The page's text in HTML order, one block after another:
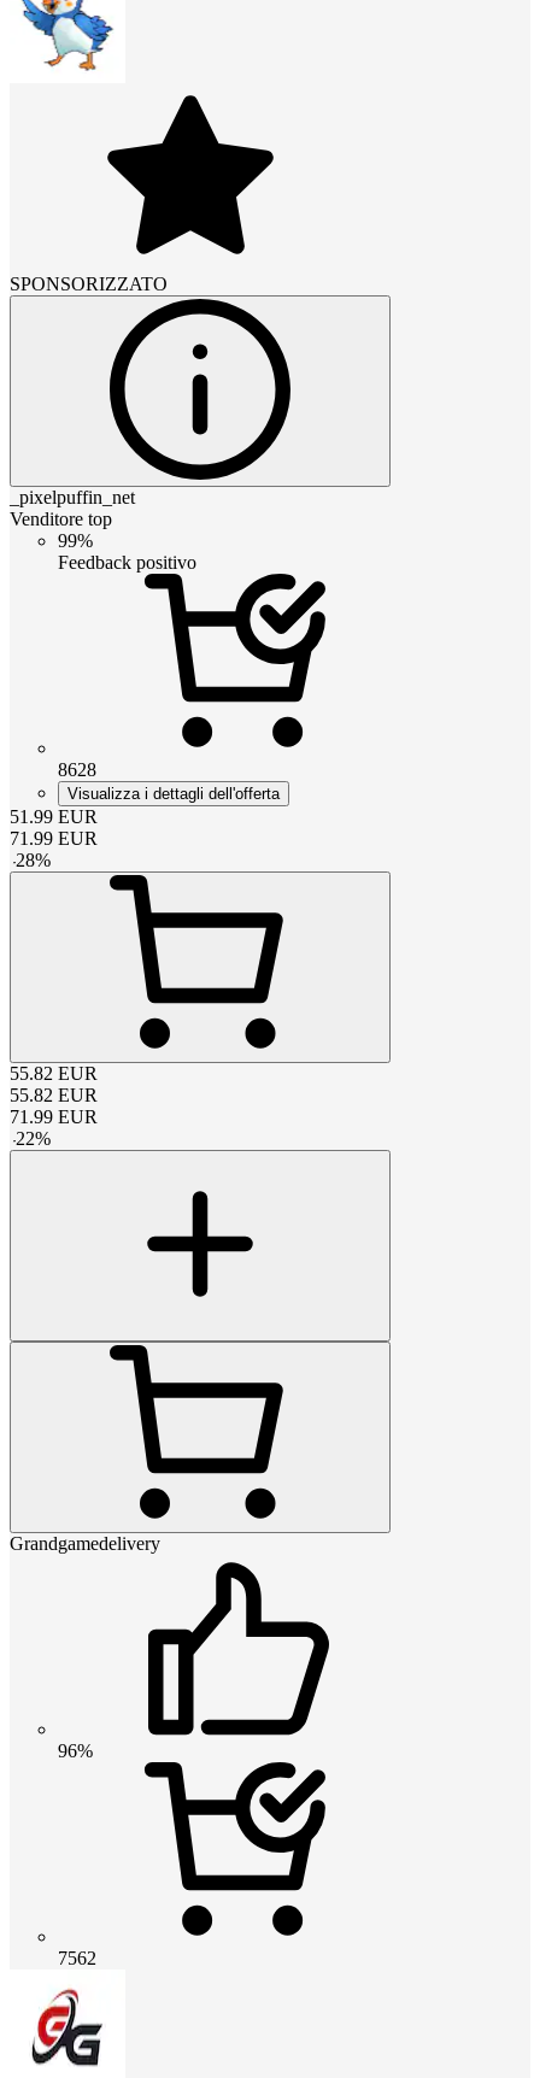
SPONSORIZZATO
_pixelpuffin_net
Venditore top
99%
Feedback positivo
8628
Visualizza i dettagli dell'offerta
51.99 EUR
71.99 EUR
-28%
55.82 EUR
55.82 EUR
71.99 EUR
-22%
Grandgamedelivery
96%
7562